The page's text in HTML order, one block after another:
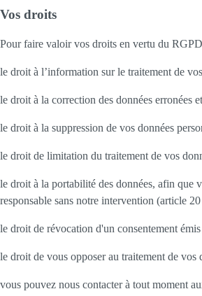
Vos droits
Pour faire valoir vos droits en vertu du
le droit à l’information sur le traitement de
le droit à la correction des données erronées
le droit à la suppression de vos données
le droit de limitation du traitement de vos
le droit à la portabilité des données, afin que
responsable sans notre intervention (article
le droit de révocation d'un consentement
le droit de vous opposer au traitement de
vous pouvez nous contacter à tout moment